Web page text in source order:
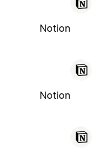
Notion
Notion